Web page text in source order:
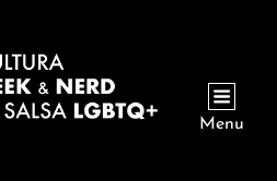
Menu